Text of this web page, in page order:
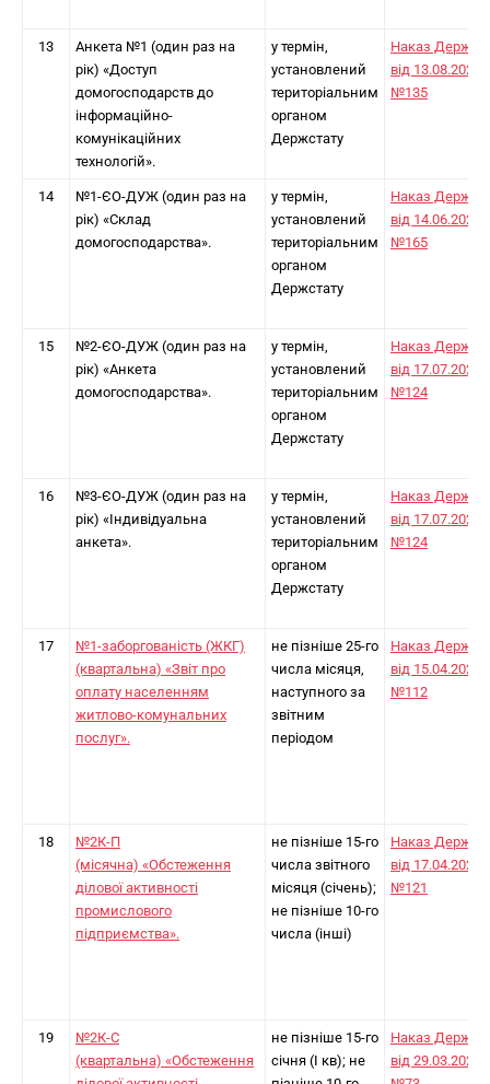
13
Анкета №1 (один раз на
рік) «Доступ
домогосподарств до
інформаційно-
комунікаційних
технологій».
у термін,
установлений
територіальним
органом
Держстату
Наказ
від 13.08.2025
№135
14
№1-ЄО-ДУЖ (один раз на
рік) «Склад
домогосподарства».
у термін,
установлений
територіальним
органом
Держстату
Наказ
від 14.06.2024
№165
15
№2-ЄО-ДУЖ (один раз на
рік) «Анкета
домогосподарства».
у термін,
установлений
територіальним
органом
Держстату
Наказ
від 17.07.2025
№124
16
№3-ЄО-ДУЖ (один раз на
рік) «Індивідуальна
анкета».
у термін,
установлений
територіальним
органом
Держстату
Наказ
від 17.07.2025
№124
17
№1-заборгованість (ЖКГ)
(квартальна) «Звіт про
оплату населенням
житлово-комунальних
послуг».
не пізніше 25-го
числа місяця,
наступного за
звітним
періодом
Наказ
від 15.04.2024
№112
18
№2К-П
(місячна) «Обстеження
ділової активності
промислового
підприємства».
не пізніше 15-го
числа звітного
місяця (січень);
не пізніше 10-го
числа (інші)
Наказ
від 17.04.2024
№121
19
№2К-С
(квартальна) «Обстеження
не пізніше 15-го
січня (I кв); не
Наказ
від 29.03.2024